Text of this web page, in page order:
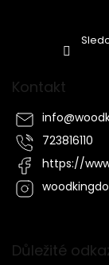
Kontakt
info@
723816110
https://
Důležité